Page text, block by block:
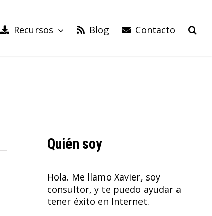
Recursos Blog Contacto
Quién soy
Hola. Me llamo Xavier, soy
consultor, y te puedo ayudar a
tener éxito en Internet.